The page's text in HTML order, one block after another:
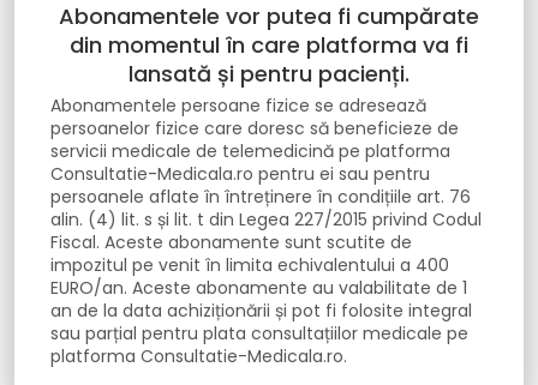
Abonamentele vor putea fi cumpărate
din momentul în care platforma va fi
lansată și pentru pacienți.
Abonamentele persoane fizice se adresează
persoanelor fizice care doresc să beneficieze de
servicii medicale de telemedicină pe platforma
Consultatie-Medicala.ro pentru ei sau pentru
persoanele aflate în întreținere în condițiile art. 76
alin. (4) lit. s și lit. t din Legea 227/2015 privind Codul
Fiscal. Aceste abonamente sunt scutite de
impozitul pe venit în limita echivalentului a 400
EURO/an. Aceste abonamente au valabilitate de 1
an de la data achiziționării și pot fi folosite integral
sau parțial pentru plata consultațiilor medicale pe
platforma Consultatie-Medicala.ro.